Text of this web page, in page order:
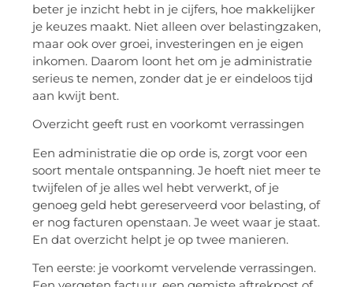
beter je inzicht hebt in je cijfers, hoe makkelijker
je keuzes maakt. Niet alleen over belastingzaken,
maar ook over groei, investeringen en je eigen
inkomen. Daarom loont het om je administratie
serieus te nemen, zonder dat je er eindeloos tijd
aan kwijt bent.
Overzicht geeft rust en voorkomt verrassingen
Een administratie die op orde is, zorgt voor een
soort mentale ontspanning. Je hoeft niet meer te
twijfelen of je alles wel hebt verwerkt, of je
genoeg geld hebt gereserveerd voor belasting, of
er nog facturen openstaan. Je weet waar je staat.
En dat overzicht helpt je op twee manieren.
Ten eerste: je voorkomt vervelende verrassingen.